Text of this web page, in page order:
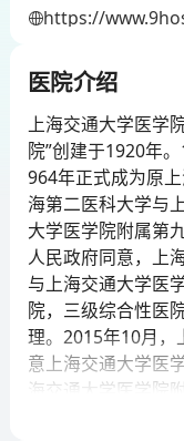
医院介绍
上海交通大学医学
院”创建于1920年
964年正式成为原
海第二医科大学与
大学医学院附属第
人民政府同意，上
与上海交通大学医
院，三级综合性医
理。2015年10月，
意上海交通大学医
海交通大学医学院